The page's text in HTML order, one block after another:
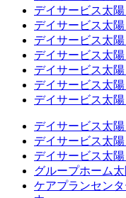
デイサービス太
デイサービス太
デイサービス太
デイサービス太
デイサービス太
デイサービス太
デイサービス太
デイサービス太
デイサービス太
デイサービス太
グループホーム
ケアプランセン